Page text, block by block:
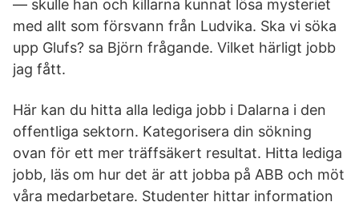
— skulle han och killarna kunnat lösa mysteriet
med allt som försvann från Ludvika. Ska vi söka
upp Glufs? sa Björn frågande. Vilket härligt jobb
jag fått.
Här kan du hitta alla lediga jobb i Dalarna i den
offentliga sektorn. Kategorisera din sökning
ovan för ett mer träffsäkert resultat. Hitta lediga
jobb, läs om hur det är att jobba på ABB och möt
våra medarbetare. Studenter hittar information